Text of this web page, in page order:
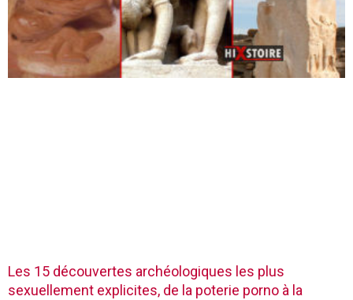
Les 15 découvertes archéologiques les plus
sexuellement explicites, de la poterie porno à la